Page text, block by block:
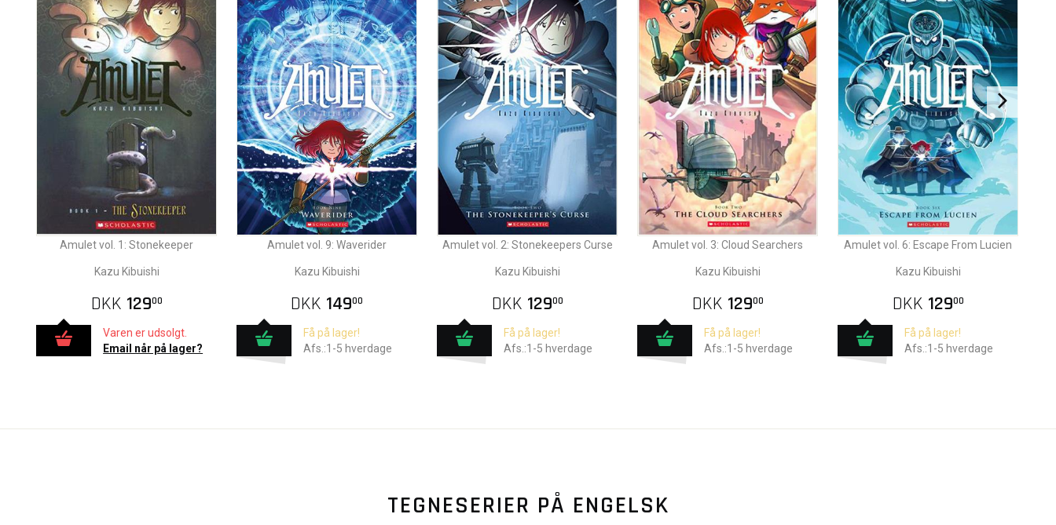
Amulet vol. 1: Stonekeeper
Kazu Kibuishi
DKK 12900
Varen er udsolgt.
Email når på lager?
Amulet vol. 9: Waverider
Kazu Kibuishi
DKK 14900
Få på lager!
Afs.:1-5 hverdage
Amulet vol. 2: Stonekeepers Curse
Kazu Kibuishi
DKK 12900
Få på lager!
Afs.:1-5 hverdage
Amulet vol. 3: Cloud Searchers
Kazu Kibuishi
DKK 12900
Få på lager!
Afs.:1-5 hverdage
Amulet vol. 6: Escape From Lucien
Kazu Kibuishi
DKK 12900
Få på lager!
Afs.:1-5 hverdage
TEGNESERIER PÅ ENGELSK